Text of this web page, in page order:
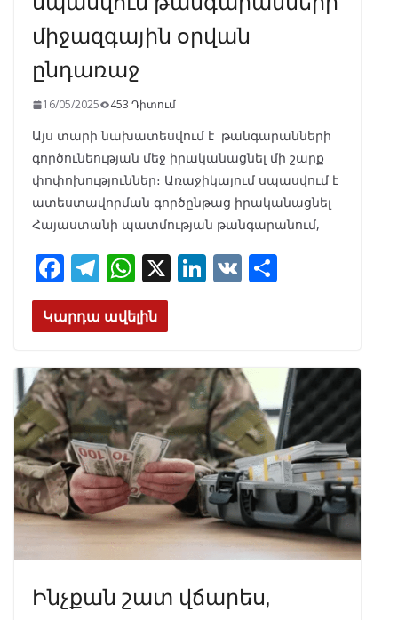
միջազգային օրվան
ընդառաջ
16/05/2025 453 Դիտում
Այս տարի նախատեսվում է թանգարանների
գործունեության մեջ իրականացնել մի շարք
փոփոխություններ։ Առաջիկայում սպասվում է
ատեստավորման գործընթաց իրականացնել
Հայաստանի պատմության թանգարանում,
F
ac
e
o
o
k
T
el
e
a
m
W
h
at
A
p
p
X Li
dI
n
V
Կարդա ավելին
Ինչքան շատ վճարես,